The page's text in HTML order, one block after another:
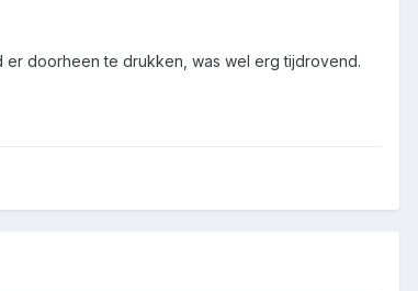
doorheen te drukken, was wel erg tijdrovend.